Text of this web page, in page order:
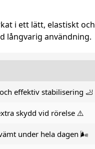
i ett lätt, elastiskt och
långvarig användning.
effektiv stabilisering 🦶
skydd vid rörelse ⚠️
under hela dagen 🌬️